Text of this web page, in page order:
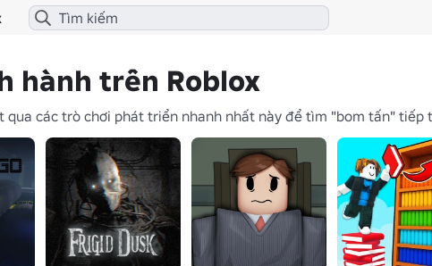
hành trên Roblox
các trò chơi phát triển nhanh nhất này để tìm "bom tấn" tiếp